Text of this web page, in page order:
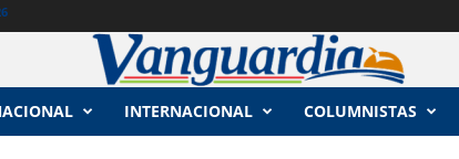
INTERNACIONAL COLUMNISTAS